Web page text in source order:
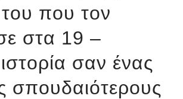
που τον
στα 19 –
σαν ένας
σπουδαιότερους